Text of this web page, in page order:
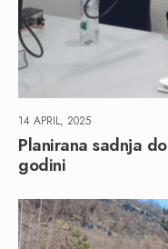
14 APRIL, 2025
Planirana sadnja
godini